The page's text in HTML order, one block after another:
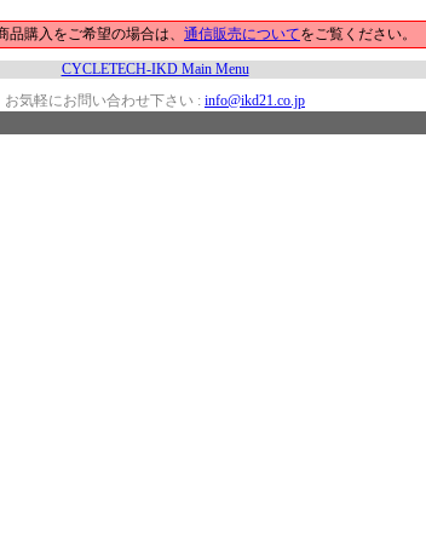
品購入をご希望の場合は、 通信販売についてをご覧ください。
CYCLETECH-IKD Main Menu
お気軽にお問い合わせ下さい : info@ikd21.co.jp